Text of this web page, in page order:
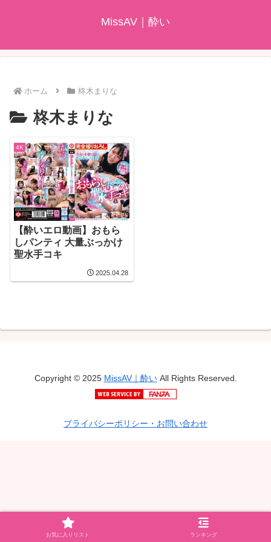
MissAV｜酔い
ホーム 柊木まりな
柊木まりな
4K
【酔いエロ動画】おもら
しパンティ 大量ぶっかけ
聖水手コキ
2025.04.28
Copyright © 2025 MissAV｜酔いAll Rights Reserved.
プライバシーポリシー・お問い合わせ
お気に入りリスト ランキング